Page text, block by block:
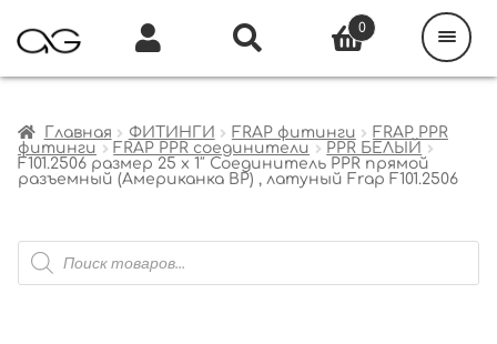
Главная ФИТИНГИ FRAP фитинги
FRAP PPR
фитинги
FRAP PPR соединители
PPR БЕЛЫЙ
F101.2506 размер 25 x 1″ Соединитель PPR прямой
разъемный (Американка ВР) , латуный Frap F101.2506
Поиск
товаров
0